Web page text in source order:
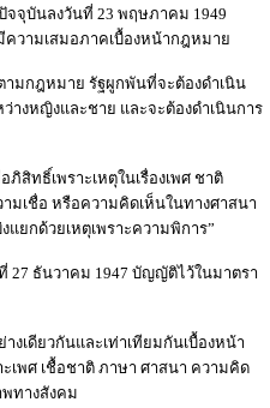
บันลงวันที่ 23 พฤษภาคม 1949
วามเสมอภาคเบื้องหน้ากฎหมาย
มกฎหมาย รัฐผูกพันที่จะต้องดำเนิน
างหญิงและชาย และจะต้องดำเนินการ
ทธิ์เพราะเหตุในเรื่องเพศ ชาติ
มเชื่อ หรือความคิดเห็นในทางศาสนา
ยกด้วยเหตุเพราะความพิการ”
ธันวาคม 1947 บัญญัติไว้ในมาตรา
เดียวกันและเท่าเทียมกันเบื้องหน้า
เพศ เชื้อชาติ ภาษา ศาสนา ความคิด
พทางสังคม